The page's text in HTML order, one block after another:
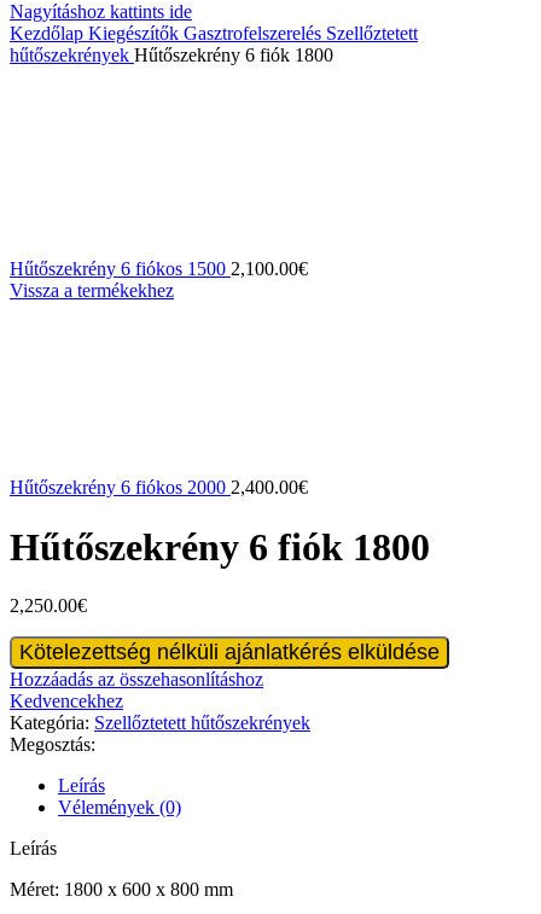
Nagyításhoz kattints ide
Kezdőlap Kiegészítők Gasztrofelszerelés Szellőztetett
hűtőszekrények Hűtőszekrény 6 fiók 1800
Hűtőszekrény 6 fiókos 1500 2,100.00€
Vissza a termékekhez
Hűtőszekrény 6 fiókos 2000 2,400.00€
Hűtőszekrény 6 fiók 1800
2,250.00€
Hűtőszekrény
6
fiók
1800
mennyiség
Kötelezettség nélküli ajánlatkérés elküldése
Hozzáadás az összehasonlításhoz
Kedvencekhez
Kategória: Szellőztetett hűtőszekrények
Megosztás:
Leírás
Vélemények (0)
Leírás
Méret: 1800 x 600 x 800 mm